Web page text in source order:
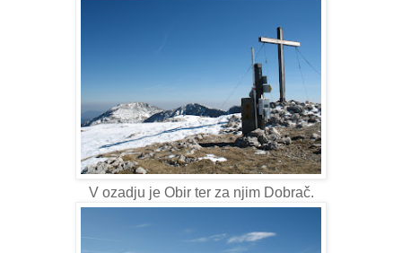
V ozadju je Obir ter za njim Dobrač.